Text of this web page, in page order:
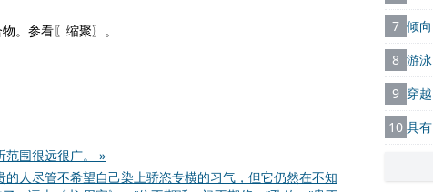
参看〖缩聚〗。
范围很远很广。 »
的人尽管不希望自己染上骄恣专横的习气，但它仍然在不知
7 倾向
8 游泳
9 穿越
10 具有